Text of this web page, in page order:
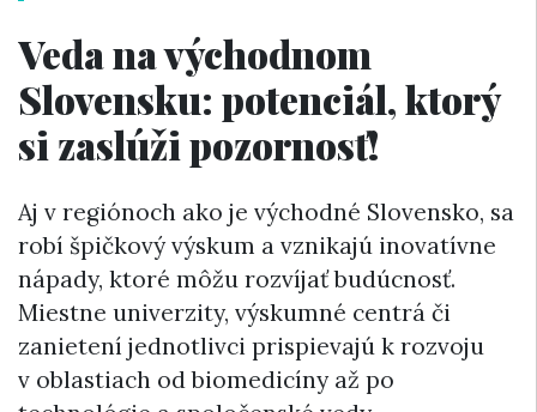
Veda na východnom
Slovensku: potenciál, ktorý
si zaslúži pozornosť!
Aj v regiónoch ako je východné Slovensko, sa
robí špičkový výskum a vznikajú inovatívne
nápady, ktoré môžu rozvíjať budúcnosť.
Miestne univerzity, výskumné centrá či
zanietení jednotlivci prispievajú k rozvoju
v oblastiach od biomedicíny až po